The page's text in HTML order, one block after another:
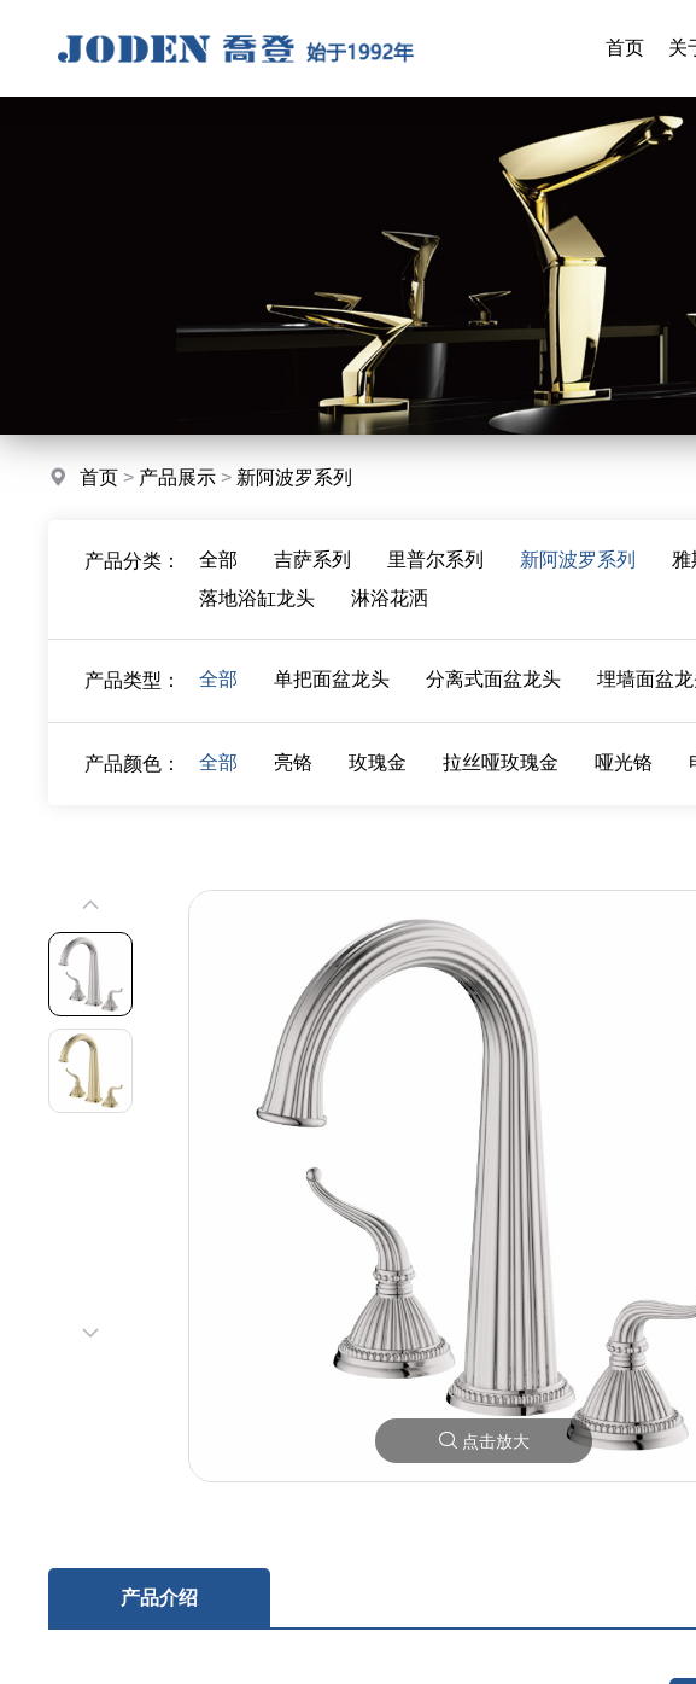
首页 关
首页 > 产品展示 > 新阿波罗系列
产品分类： 全部 吉萨系列 里普尔系列 新阿波罗系列 雅
落地浴缸龙头
淋浴花洒
产品类型： 全部 单把面盆龙头 分离式面盆龙头 埋墙面盆
产品颜色： 全部 亮铬 玫瑰金 拉丝哑玫瑰金 哑光铬
点击放大
产品介绍